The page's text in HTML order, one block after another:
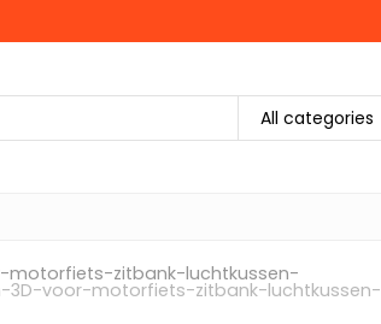
All categories
motorfiets-zitbank-luchtkussen-
3D-voor-motorfiets-zitbank-luchtkussen-